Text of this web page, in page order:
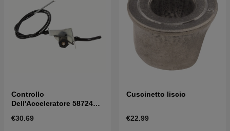
Controllo
Dell'Acceleratore 5872427-
€30.69
Cuscinetto liscio
€22.99